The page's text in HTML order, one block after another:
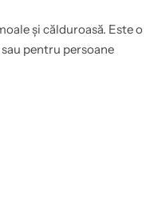
și călduroasă. Este o
pentru persoane